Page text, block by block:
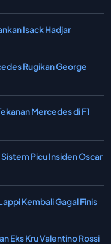
Isack Hadjar
Rugikan George
Mercedes di F1
Picu Insiden Oscar
Kembali Gagal Finis
Eks Kru Valentino Rossi